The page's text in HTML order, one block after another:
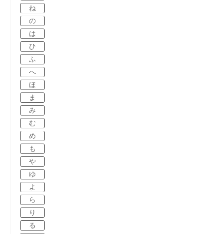
ね
の
は
ひ
ふ
へ
ほ
ま
み
む
め
も
や
ゆ
よ
ら
り
る